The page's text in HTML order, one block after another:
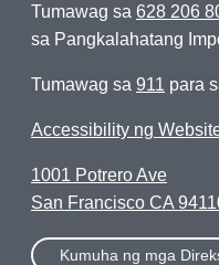
Tumawag sa 628 206
sa Pangkalahatang
Tumawag sa 911 para
Accessibility ng
1001 Potrero Ave
San Francisco CA
Kumuha ng mga